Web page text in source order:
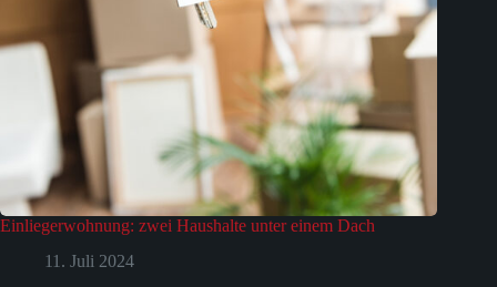
Einliegerwohnung: zwei Haushalte unter einem Dach
11. Juli 2024